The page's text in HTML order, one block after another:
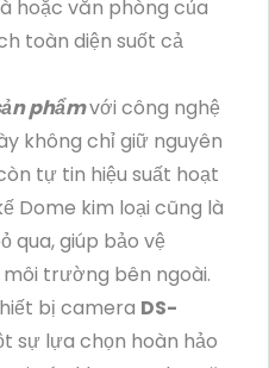
hoặc văn phòng của
toàn diện suốt cả
phẩmvới công nghệ
không chỉ giữ nguyên
tự tin hiệu suất hoạt
Dome kim loại cũng là
qua, giúp bảo vệ
trường bên ngoài.
bị camera DS-
sự lựa chọn hoàn hảo